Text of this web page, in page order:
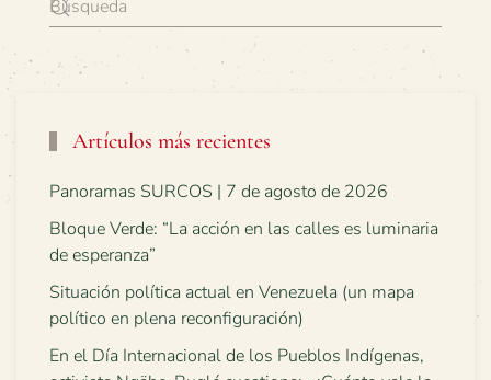
Artículos más recientes
Panoramas SURCOS | 7 de agosto de 2026
Bloque Verde: “La acción en las calles es luminaria
de esperanza”
Situación política actual en Venezuela (un mapa
político en plena reconfiguración)
En el Día Internacional de los Pueblos Indígenas,